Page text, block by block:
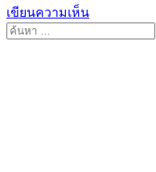
เขียนความเห็นบน
ค้นหา: